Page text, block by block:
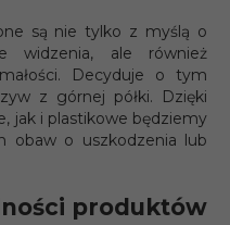
są nie tylko z myślą o
widzenia, ale również
Decyduje o tym
z górnej półki. Dzięki
jak i plastikowe będziemy
obaw o uszkodzenia lub
produktów